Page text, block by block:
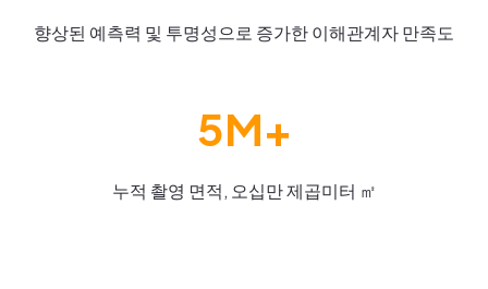
향상된 예측력 및 투명성으로 증가한 이해관계자 만족도
5M+
누적 촬영 면적, 오십만 제곱미터 ㎡